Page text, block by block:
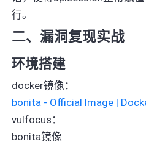
行。
二、漏洞复现实战
环境搭建
docker镜像：
bonita - Official Image |
vulfocus：
bonita镜像